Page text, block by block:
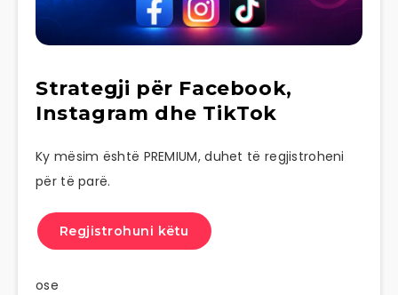
Strategji për Facebook,
Instagram dhe TikTok
Ky mësim është PREMIUM, duhet të regjistroheni
për të parë.
Regjistrohuni këtu
ose